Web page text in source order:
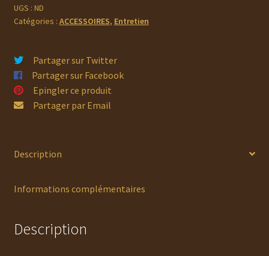
BORESNAKE
UGS : ND
Catégories : ACCESSOIRES, Entretien
Partager sur Twitter
Partager sur Facebook
Epingler ce produit
Partager par Email
Description
Informations complémentaires
Description